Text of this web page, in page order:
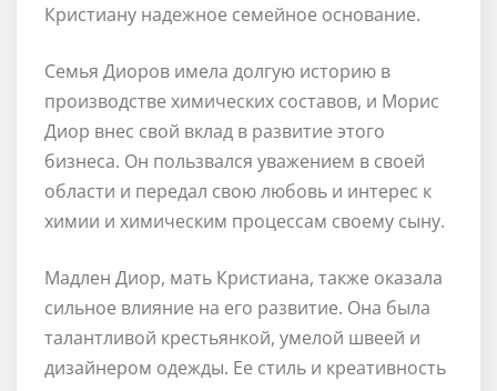
Кристиану надежное семейное основание.
Семья Диоров имела долгую историю в
производстве химических составов, и Морис
Диор внес свой вклад в развитие этого
бизнеса. Он пользвался уважением в своей
области и передал свою любовь и интерес к
химии и химическим процессам своему сыну.
Мадлен Диор, мать Кристиана, также оказала
сильное влияние на его развитие. Она была
талантливой крестьянкой, умелой швеей и
дизайнером одежды. Ее стиль и креативность